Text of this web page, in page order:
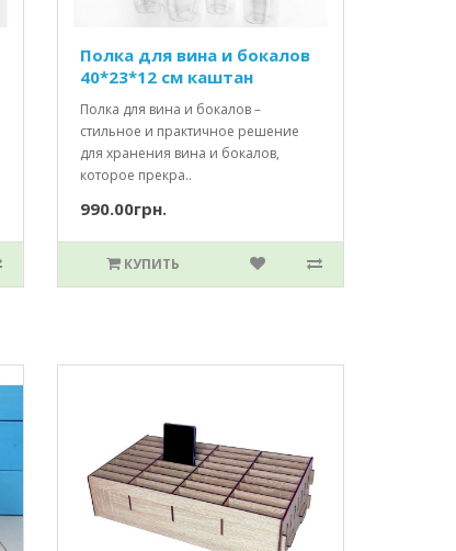
Полка для вина и бокалов
40*23*12 см каштан
Полка для вина и бокалов –
стильное и практичное решение
для хранения вина и бокалов,
которое прекра..
990.00грн.
КУПИТЬ